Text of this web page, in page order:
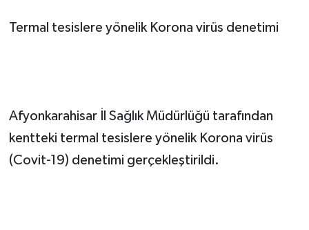
Termal tesislere yönelik Korona virüs denetimi
Afyonkarahisar İl Sağlık Müdürlüğü tarafından
kentteki termal tesislere yönelik Korona virüs
(Covit-19) denetimi gerçekleştirildi.